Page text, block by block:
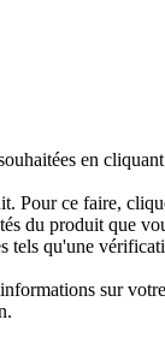
en cliquant
Pour ce faire,
du produit que
qu'une
sur